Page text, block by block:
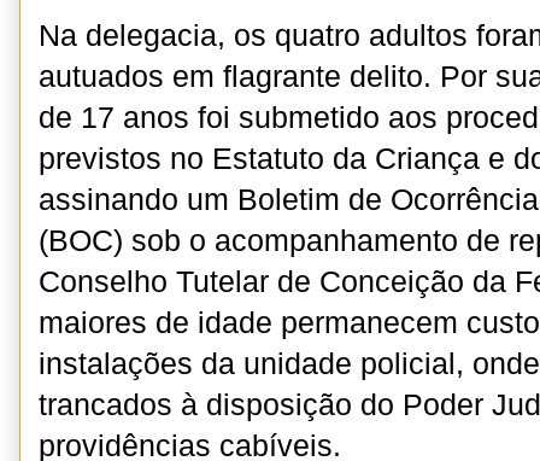
Na delegacia, os quatro adultos
autuados em flagrante delito. Por
de 17 anos foi submetido aos
previstos no Estatuto da Criança e
assinando um Boletim de
(BOC) sob o acompanhamento de
Conselho Tutelar de Conceição da
maiores de idade permanecem
instalações da unidade policial,
trancados à disposição do Poder
providências cabíveis.